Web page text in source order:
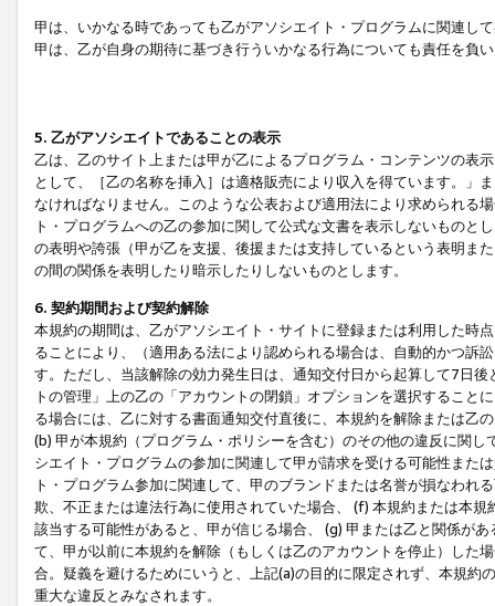
甲は、いかなる時であっても乙がアソシエイト・プログラムに関連し
甲は、乙が自身の期待に基づき行ういかなる行為についても責任を負
5. 乙がアソシエイトであることの表示
乙は、乙のサイト上または甲が乙によるプログラム・コンテンツの表
として、［乙の名称を挿入］は適格販売により収入を得ています。」
なければなりません。このような公表および適用法により求められる
ト・プログラムへの乙の参加に関して公式な文書を表示しないもの
の表明や誇張（甲が乙を支援、後援または支持しているという表明ま
の間の関係を表明したり暗示したりしないものとします。
6. 契約期間および契約解除
本規約の期間は、乙がアソシエイト・サイトに登録または利用した時
ることにより、（適用ある法により認められる場合は、自動的かつ訴
す。ただし、当該解除の効力発生日は、通知交付日から起算して7日
トの管理」上の乙の「アカウントの閉鎖」オプションを選択するこ
る場合には、乙に対する書面通知交付直後に、本規約を解除または乙
(b) 甲が本規約（プログラム・ポリシーを含む）のその他の違反に関
シエイト・プログラムの参加に関連して甲が請求を受ける可能性また
ト・プログラム参加に関連して、甲のブランドまたは名誉が損なわれ
欺、不正または違法行為に使用されていた場合、 (f) 本規約または本
該当する可能性があると、甲が信じる場合、 (g) 甲または乙と関係が
て、甲が以前に本規約を解除（もしくは乙のアカウントを停止）した
合。疑義を避けるためにいうと、上記(a)の目的に限定されず、本規
重大な違反とみなされます。